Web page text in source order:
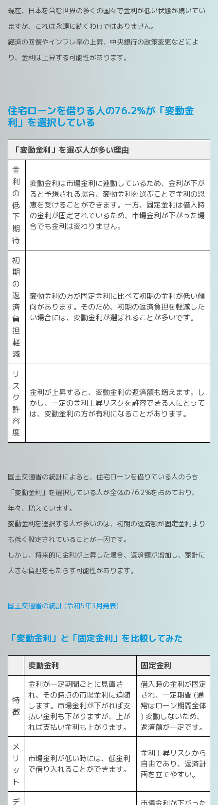
現在、日本を含む世界の多くの国々で金利が低い状態が続いてい
ますが、これは永遠に続くわけではありません。
経済の回復やインフレ率の上昇、中央銀行の政策変更などによ
り、金利は上昇する可能性があります。
住宅ローンを借りる人の76.2%が「変動金
利」を選択している
「変動金利」を選ぶ人が多い理由
金
利
の
低
下
期
待
変動金利は市場金利に連動しているため、金利が下が
ると予想される場合、変動金利を選ぶことで金利の恩
恵を受けることができます。一方、固定金利は借入時
の金利が固定されているため、市場金利が下がった場
合でも金利は変わりません。
初
期
の
返
済
負
担
軽
減
変動金利の方が固定金利に比べて初期の金利が低い傾
向があります。そのため、初期の返済負担を軽減した
い場合には、変動金利が選ばれることが多いです。
リ
ス
ク
許
容
度
金利が上昇すると、変動金利の返済額も増えます。し
かし、一定の金利上昇リスクを許容できる人にとって
は、変動金利の方が有利になることがあります。
国土交通省の統計によると、住宅ローンを借りている人のうち
「変動金利」を選択している人が全体の76.2%を占めており、
年々、増えています。
変動金利を選択する人が多いのは、初期の返済額が固定金利より
も低く設定されていることが一因です。
しかし、将来的に金利が上昇した場合、返済額が増加し、家計に
大きな負担をもたらす可能性があります。
国土交通省の統計 (令和5年3月発表)
「変動金利」と「固定金利」を比較してみた
変動金利 固定金利
特
徴
金利が一定期間ごとに見直さ
れ、その時点の市場金利に追随
します。市場金利が下がれば支
払い金利も下がりますが、上が
れば支払い金利も上がります。
借入時の金利が固定
され、一定期間 (通
常はローン期間全体
) 変動しないため、
返済額が一定です。
メ
リ
ッ
ト
市場金利が低い時には、低金利
で借り入れることができます。
金利上昇リスクから
自由であり、返済計
画を立てやすい。
デ